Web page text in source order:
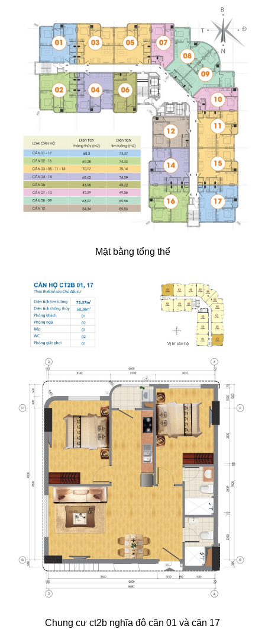
Mặt bằng tổng thể
Chung cư ct2b nghĩa đô căn 01 và căn 17